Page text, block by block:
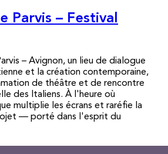
Parvis – Festival
– Avignon, un lieu de dialogue
et la création contemporaine,
de théâtre et de rencontre
des Italiens. À l'heure où
multiplie les écrans et raréfie la
— porté dans l'esprit du